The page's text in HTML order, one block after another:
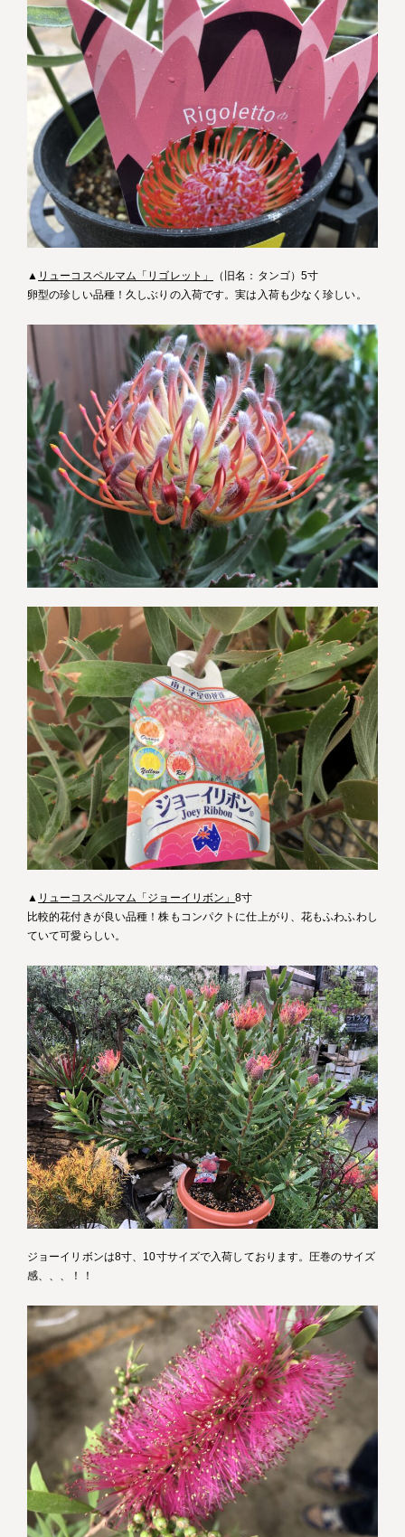
▲ リューコスペルマム「リゴレット」
（旧名：タンゴ）5寸
卵型の珍しい品種！久しぶりの入荷です。実は入荷も少なく珍しい。
▲ リューコスペルマム「ジョーイリボン」8寸
比較的花付きが良い品種！株もコンパクトに仕上がり、花もふわふわし
ていて可愛らしい。
ジョーイリボンは8寸、10寸サイズで入荷しております。圧巻のサイズ
感、、、！！